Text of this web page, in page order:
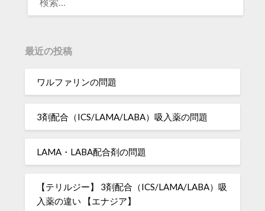
最近の投稿
ワルファリンの問題
3剤配合（ICS/LAMA/LABA）吸入薬の問題
LAMA・LABA配合剤の問題
【テリルジー】 3剤配合（ICS/LAMA/LABA）吸
入薬の違い 【エナジア】